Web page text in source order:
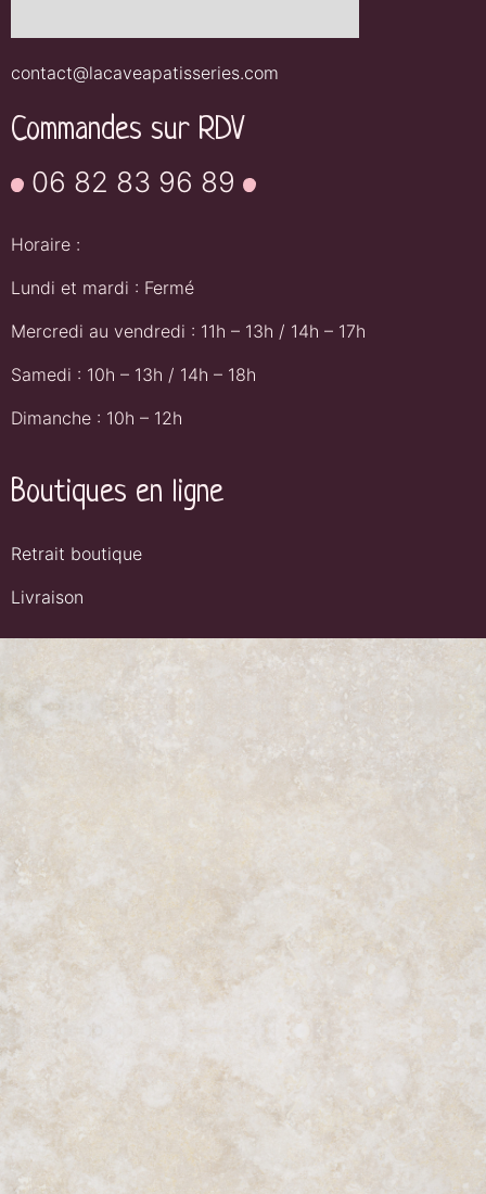
contact@lacaveapatisseries.com
Commandes sur RDV
06 82 83 96 89
Horaire :
Lundi et mardi : Fermé
Mercredi au vendredi : 11h – 13h / 14h – 17h
Samedi : 10h – 13h / 14h – 18h
Dimanche : 10h – 12h
Boutiques en ligne
Retrait boutique
Livraison